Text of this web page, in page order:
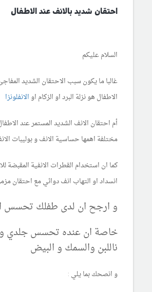
احتقان شديد بالانف عند الاطفال
السلام عليكم
غالبا ما يكون سبب الاحتقان الشديد
الاطفال هو نزلة البرد او الزكام اوالانفلونزا
أم احتقان الانف الشديد المستمر عند
مختلفة اهمها حساسية الانف و بوليبات
كما ان استخدام القطرات الانفية المقبضة
انسداد او التهاب انف دوائي مع احتقان
و ارجح ان لدى طفلك تحسس
خاصة ان عنده تحسس
ناللبن والسمك و البيض
و انصحك بما يلي :